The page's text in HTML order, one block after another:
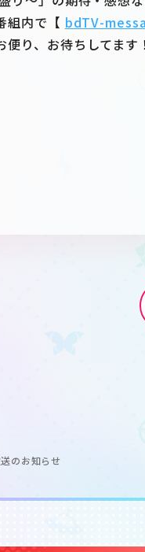
組内で【 bdTV-
り、お待ちしてます！
のお知らせ